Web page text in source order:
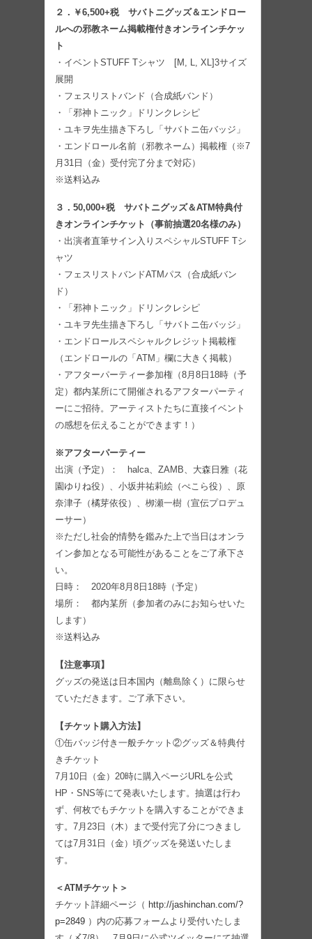
２．￥6,500+税 サバトニグッズ＆エンドロー
ルへの邪教ネーム掲載権付きオンラインチケッ
ト
・イベントSTUFF Tシャツ [M, L, XL]3サイズ
展開
・フェスリストバンド（合成紙バンド）
・「邪神トニック」ドリンクレシピ
・ユキヲ先生描き下ろし「サバトニ缶バッジ」
・エンドロール名前（邪教ネーム）掲載権（※7
月31日（金）受付完了分まで対応）
※送料込み
３．50,000+税 サバトニグッズ＆ATM特典付
きオンラインチケット（事前抽選20名様のみ）
・出演者直筆サイン入りスペシャルSTUFF Tシ
ャツ
・フェスリストバンドATMパス（合成紙バン
ド）
・「邪神トニック」ドリンクレシピ
・ユキヲ先生描き下ろし「サバトニ缶バッジ」
・エンドロールスペシャルクレジット掲載権
（エンドロールの「ATM」欄に大きく掲載）
・アフターパーティー参加権（8月8日18時（予
定）都内某所にて開催されるアフターパーティ
ーにご招待。アーティストたちに直接イベント
の感想を伝えることができます！）
※アフターパーティー
出演（予定）： halca、ZAMB、大森日雅（花
園ゆりね役）、小坂井祐莉絵（ぺこら役）、原
奈津子（橘芽依役）、栁瀬一樹（宣伝プロデュ
ーサー）
※ただし社会的情勢を鑑みた上で当日はオンラ
イン参加となる可能性があることをご了承下さ
い。
日時： 2020年8月8日18時（予定）
場所： 都内某所（参加者のみにお知らせいた
します）
※送料込み
【注意事項】
グッズの発送は日本国内（離島除く）に限らせ
ていただきます。ご了承下さい。
【チケット購入方法】
①缶バッジ付き一般チケット②グッズ＆特典付
きチケット
7月10日（金）20時に購入ページURLを公式
HP・SNS等にて発表いたします。抽選は行わ
ず、何枚でもチケットを購入することができま
す。7月23日（木）まで受付完了分につきまし
ては7月31日（金）頃グッズを発送いたしま
す。
＜ATMチケット＞
チケット詳細ページ（ http://jashinchan.com/?
p=2849 ）内の応募フォームより受付いたしま